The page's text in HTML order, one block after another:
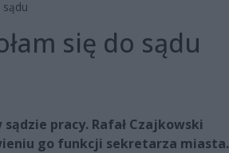
sądu
się do sądu
pracy. Rafał Czajkowski
go funkcji sekretarza miasta.